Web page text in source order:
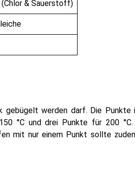
& Sauerstoff)
gebügelt werden darf. Die
°C und drei Punkte für 200 °C.
mit nur einem Punkt sollte